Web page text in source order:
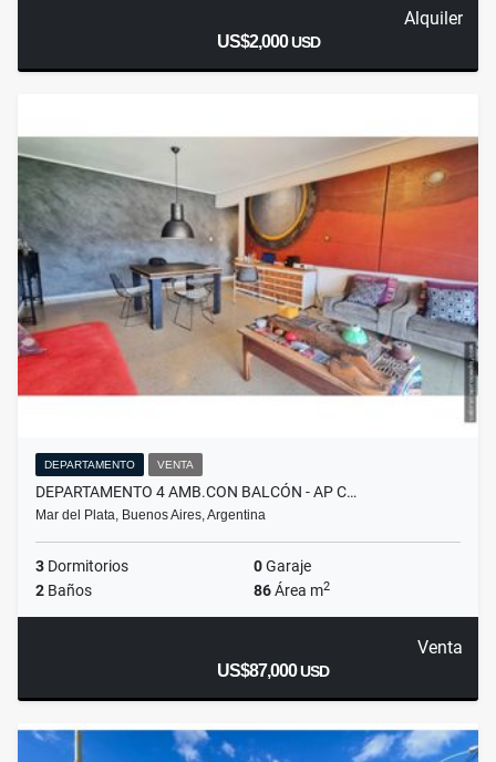
Alquiler
US$2,000USD
DEPARTAMENTO VENTA
DEPARTAMENTO 4 AMB.CON BALCÓN - AP C…
Mar del Plata, Buenos Aires, Argentina
3 Dormitorios 0Garaje
2 Baños 86Área m2
Venta
US$87,000USD